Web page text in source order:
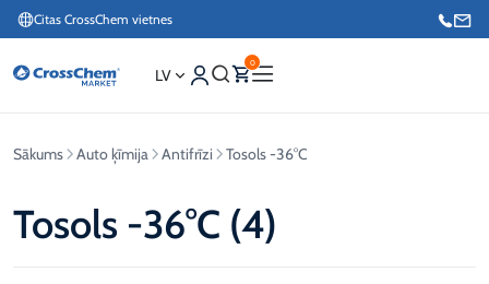
Citas CrossChem vietnes
Interneta veikals / Mārketings
+371 27876188
LV
0
Sākums Auto ķīmija Antifrīzi Tosols -36°C
Tosols -36°C (4)